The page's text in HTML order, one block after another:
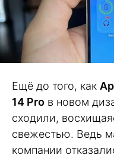
Ещё до того, как
14 Pro в новом
сходили,
свежестью. Ведь
компании